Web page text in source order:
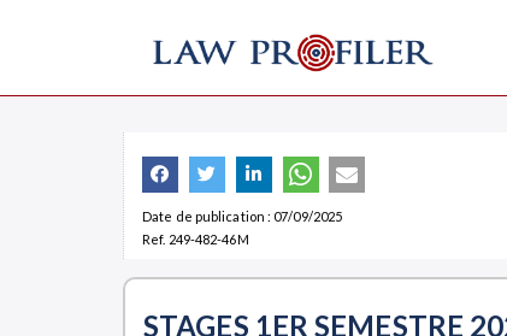
Date de publication : 07/09/2025
Ref. 249-482-46M
STAGES 1ER SEMESTRE